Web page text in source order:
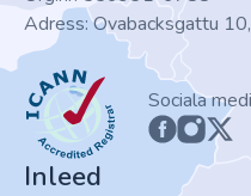
Adress: Ovabacksgattu
ICANN
Sociala
Inleed